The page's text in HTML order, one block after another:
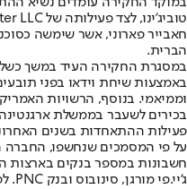
חאבייר פארוני, אשר שימשה
הברית.
במסגרת החקירה העיד במשך
וממיאמי. בנוסף, הרשויות
בכירים לשעבר בממשלת
פעילות ההתאחדות בשנים
על פי המסמכים שנחשפו, החברה
חשבונות במספר בנקים בארצות